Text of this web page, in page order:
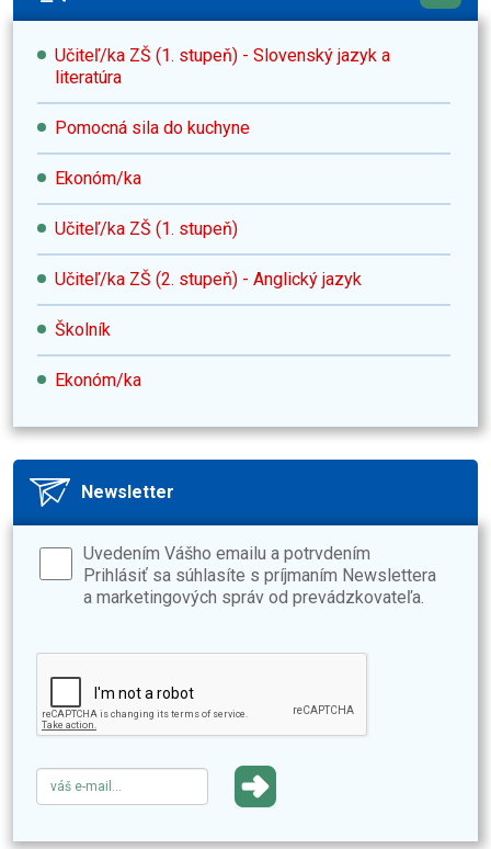
Učiteľ/ka ZŠ (1. stupeň) - Slovenský jazyk a
literatúra
Pomocná sila do kuchyne
Ekonóm/ka
Učiteľ/ka ZŠ (1. stupeň)
Učiteľ/ka ZŠ (2. stupeň) - Anglický jazyk
Školník
Ekonóm/ka
Newsletter
Uvedením Vášho emailu a potrvdením
Prihlásiť sa súhlasíte s príjmaním Newslettera
a marketingových správ od prevádzkovateľa.